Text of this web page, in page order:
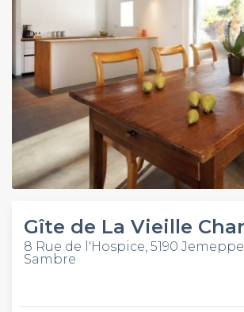
Gîte de La Vieille
8 Rue de l'Hospice, 5190
Sambre